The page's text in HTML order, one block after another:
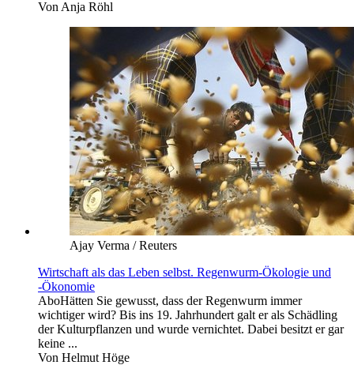
Von Anja Röhl
Ajay Verma / Reuters
Wirtschaft als das Leben selbst. Regenwurm-Ökologie und
-Ökonomie
AboHätten Sie gewusst, dass der Regenwurm immer
wichtiger wird? Bis ins 19. Jahrhundert galt er als Schädling
der Kulturpflanzen und wurde vernichtet. Dabei besitzt er gar
keine ...
Von Helmut Höge